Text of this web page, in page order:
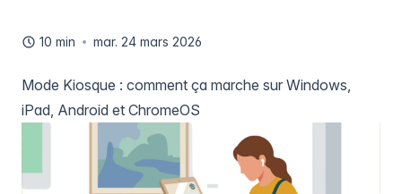
10 min mar. 24 mars 2026
Mode Kiosque : comment ça marche sur Windows,
iPad, Android et ChromeOS